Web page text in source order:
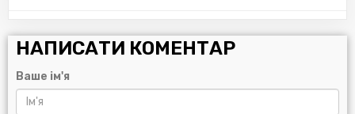
НАПИСАТИ КОМЕНТАР
Ваше ім'я